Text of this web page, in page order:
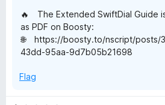
🔥 The Extended SwiftDial Guide
as PDF on Boosty:
🌐 https://boosty.to/nscript/posts/
43dd-95aa-9d7b05b21698
Flag